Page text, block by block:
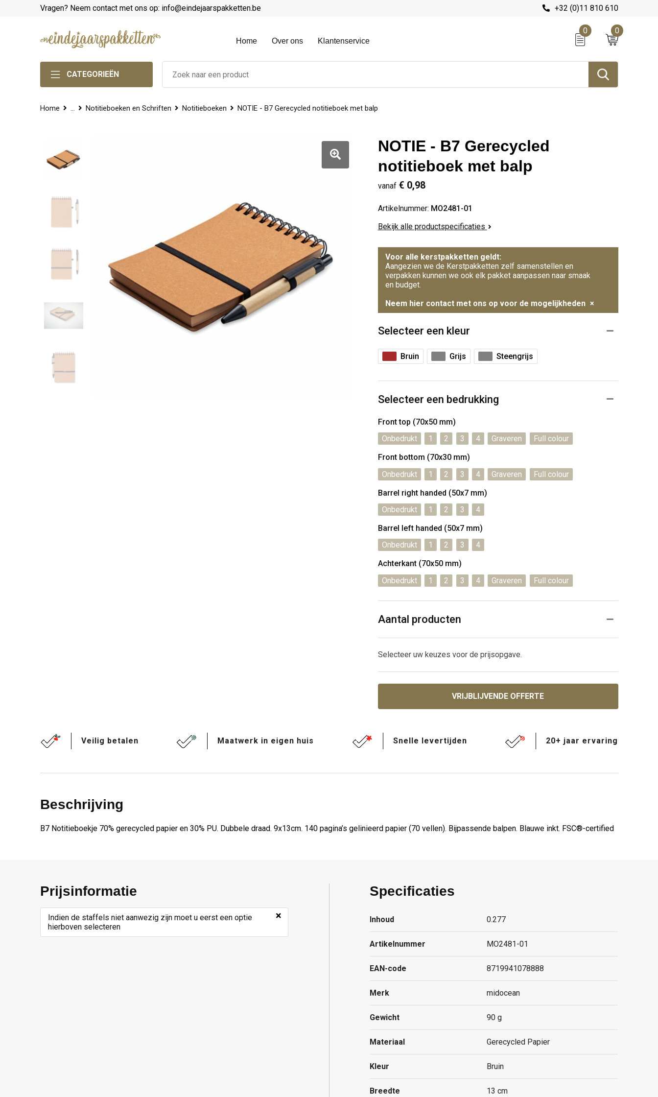
Vragen? Neem contact met ons op: info@eindejaarspakketten.be +32 (0)11 810 610
Home Over ons Klantenservice
0 0
CATEGORIEËN
Home ... Notitieboeken en Schriften Notitieboeken NOTIE - B7 Gerecycled notitieboek met balp
NOTIE - B7 Gerecycled
notitieboek met balp
vanaf € 0,98
Artikelnummer: MO2481-01
Bekijk alle productspecificaties
Voor alle kerstpakketten geldt:
Aangezien we de Kerstpakketten zelf samenstellen en
verpakken kunnen we ook elk pakket aanpassen naar smaak
en budget.
Neem hier contact met ons op voor de mogelijkheden ×
Selecteer een kleur
Bruin Grijs Steengrijs
Selecteer een bedrukking
Front top (70x50 mm)
Onbedrukt
1 2 3 4 Graveren
Full colour
Front bottom (70x30 mm)
Onbedrukt
1 2 3 4 Graveren
Full colour
Barrel right handed (50x7 mm)
Onbedrukt
1 2 3
4
Barrel left handed (50x7 mm)
Onbedrukt
1 2 3
4
Achterkant (70x50 mm)
Onbedrukt
1 2 3 4 Graveren Full colour
Aantal producten
Selecteer uw keuzes voor de prijsopgave.
VRIJBLIJVENDE OFFERTE
Veilig betalen Maatwerk in eigen huis Snelle levertijden 20+ jaar ervaring
Beschrijving
B7 Notitieboekje 70% gerecycled papier en 30% PU. Dubbele draad. 9x13cm. 140 pagina’s gelinieerd papier (70 vellen). Bijpassende balpen. Blauwe inkt. FSC®-certified
Prijsinformatie
Indien de staffels niet aanwezig zijn moet u eerst een optie
hierboven selecteren
×
Specificaties
Inhoud 0.277
Artikelnummer MO2481-01
EAN-code 8719941078888
Merk midocean
Gewicht 90 g
Materiaal Gerecycled Papier
Kleur Bruin
Breedte 13 cm